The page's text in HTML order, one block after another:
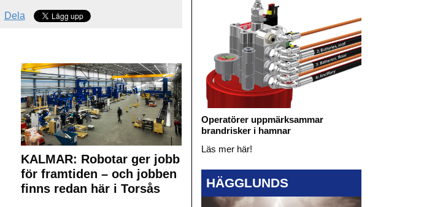
Dela
KALMAR: Robotar ger jobb
för framtiden – och jobben
finns redan här i Torsås
Operatörer uppmärksammar
brandrisker i hamnar
Läs mer här!
HÄGGLUNDS